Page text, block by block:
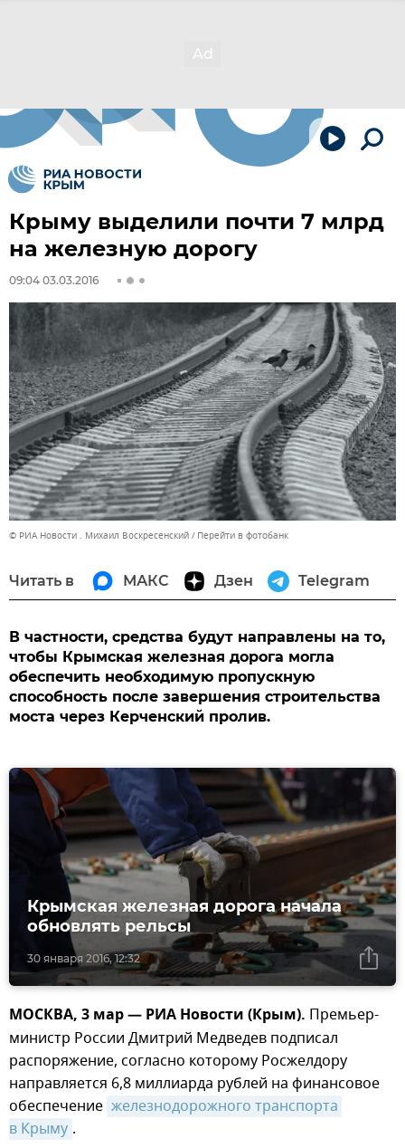
Крыму выделили почти 7 млрд
на железную дорогу
09:04 03.03.2016
© РИА Новости . Михаил Воскресенский Перейти в фотобанк
Читать в МАКС Дзен Telegram
В частности, средства будут направлены на то,
чтобы Крымская железная дорога могла
обеспечить необходимую пропускную
способность после завершения строительства
моста через Керченский пролив.
30 января 2016, 12:32
Крымская железная дорога начала
обновлять рельсы
МОСКВА, 3 мар — РИА Новости (Крым). Премьер-
министр России Дмитрий Медведев подписал
распоряжение, согласно которому Росжелдору
направляется 6,8 миллиарда рублей на финансовое
обеспечение железнодорожного транспорта
в Крыму .